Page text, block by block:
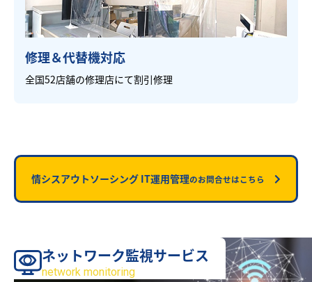
サービス
修理＆代替機対応
全国52店舗の修理店にて割引修理
情シスアウトソーシング IT運用管理のお問合せはこちら
ネットワーク監視サービス
network monitoring